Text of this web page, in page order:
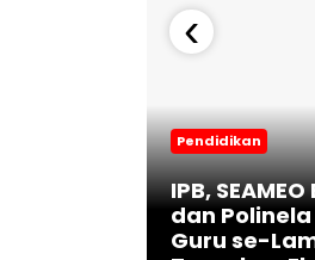
Pendidikan
IPB, SEAMEO
dan
Guru se-
‹